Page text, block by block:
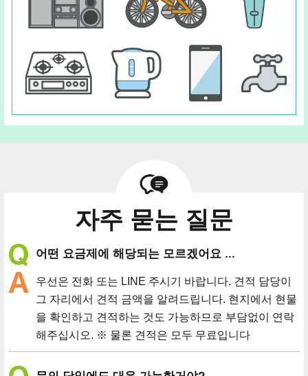
자주 묻는 질문
어떤 요금제에 해당되는 모르겠어요 ...
우선은 전화 또는 LINE 주시기 바랍니다. 견적 담당이
그 자리에서 견적 금액을 알려드립니다. 현지에서 현물
을 확인하고 견적하는 것도 가능하므로 부담없이 연락
해주십시오. ※ 물론 견적은 모두 무료입니다